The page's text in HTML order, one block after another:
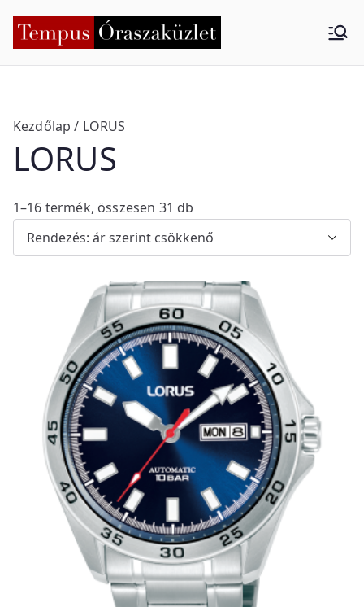
Tempus
Kezdőlap / LORUS
LORUS
1–16 termék, összesen 31 db
r
e
d
b
y
p
r
e
h
i
g
h